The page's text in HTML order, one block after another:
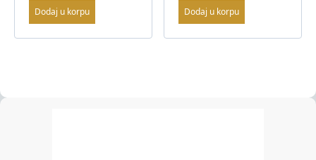
Dodaj u korpu Dodaj u korpu